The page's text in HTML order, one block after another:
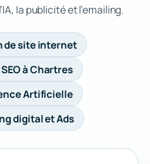
la publicité et l’emailing.
de site internet
à Chartres
Artificielle
digital et Ads